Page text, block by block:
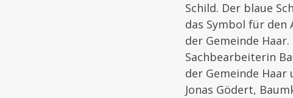
Schild. Der blaue
das Symbol für den
der Gemeinde
Sachbearbeiterin
der Gemeinde Haar
Jonas Gödert,